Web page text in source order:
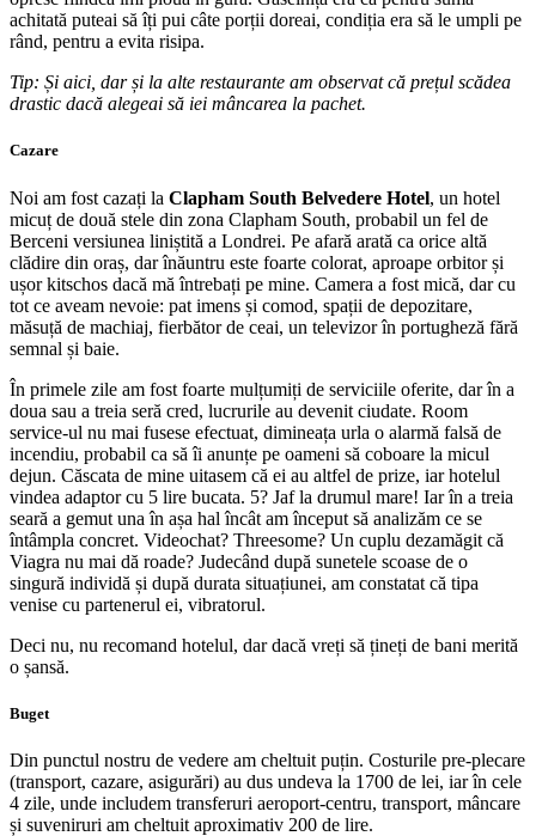
achitată puteai să îți pui câte porții doreai, condiția era să le umpli pe
rând, pentru a evita risipa.
Tip: Și aici, dar și la alte restaurante am observat că prețul scădea
drastic dacă alegeai să iei mâncarea la pachet.
Cazare
Noi am fost cazați la Clapham South Belvedere Hotel, un hotel
micuț de două stele din zona Clapham South, probabil un fel de
Berceni versiunea liniștită a Londrei. Pe afară arată ca orice altă
clădire din oraș, dar înăuntru este foarte colorat, aproape orbitor și
ușor kitschos dacă mă întrebați pe mine. Camera a fost mică, dar cu
tot ce aveam nevoie: pat imens și comod, spații de depozitare,
măsuță de machiaj, fierbător de ceai, un televizor în portugheză fără
semnal și baie.
În primele zile am fost foarte mulțumiți de serviciile oferite, dar în a
doua sau a treia seră cred, lucrurile au devenit ciudate. Room
service-ul nu mai fusese efectuat, dimineața urla o alarmă falsă de
incendiu, probabil ca să îi anunțe pe oameni să coboare la micul
dejun. Căscata de mine uitasem că ei au altfel de prize, iar hotelul
vindea adaptor cu 5 lire bucata. 5? Jaf la drumul mare! Iar în a treia
seară a gemut una în așa hal încât am început să analizăm ce se
întâmpla concret. Videochat? Threesome? Un cuplu dezamăgit că
Viagra nu mai dă roade? Judecând după sunetele scoase de o
singură individă și după durata situațiunei, am constatat că tipa
venise cu partenerul ei, vibratorul.
Deci nu, nu recomand hotelul, dar dacă vreți să țineți de bani merită
o șansă.
Buget
Din punctul nostru de vedere am cheltuit puțin. Costurile pre-plecare
(transport, cazare, asigurări) au dus undeva la 1700 de lei, iar în cele
4 zile, unde includem transferuri aeroport-centru, transport, mâncare
și suveniruri am cheltuit aproximativ 200 de lire.